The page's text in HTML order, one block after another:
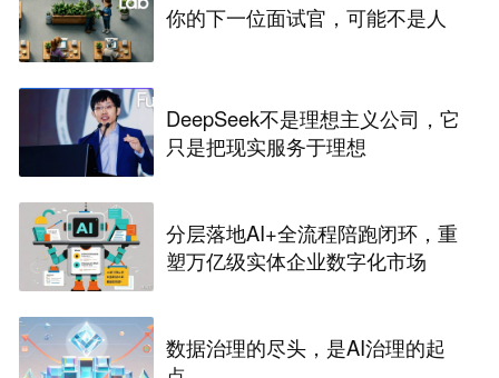
你的下一位面试官，可能不是人
DeepSeek不是理想主义公司，它
只是把现实服务于理想
分层落地AI+全流程陪跑闭环，重
塑万亿级实体企业数字化市场
数据治理的尽头，是AI治理的起